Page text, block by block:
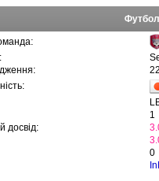
1
досвід:
0